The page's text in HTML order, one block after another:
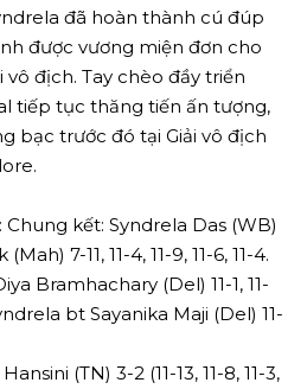
đã hoàn thành cú đúp
được vương miện đơn cho
vô địch. Tay chèo đầy triển
tiếp tục thăng tiến ấn tượng,
bạc trước đó tại Giải vô địch
kết: Syndrela Das (WB)
7-11, 11-4, 11-9, 11-6, 11-4.
Bramhachary (Del) 11-1, 11-
bt Sayanika Maji (Del) 11-
(TN) 3-2 (11-13, 11-8, 11-3,